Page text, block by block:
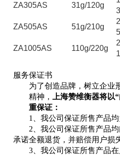
ZA305AS
31g/120g
ZA505AS
51g/210g
ZA1005AS
110g/220g
服务保证书
为了创造品牌，树立企业
精神，
上海赞维衡器将以“
重保证：
1
、我公司保证所售产品
2 、我公司保证所售产品
承诺全额退货，并赔偿用户损
3 、我公司保证所售产品